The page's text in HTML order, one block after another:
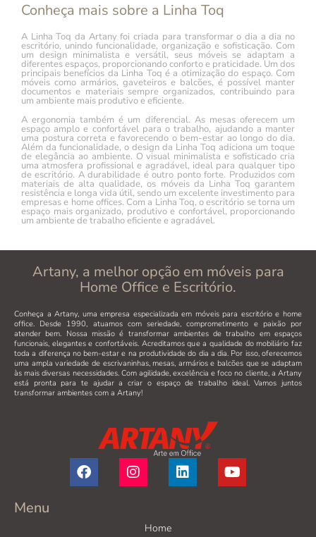
Conheça mais sobre a Linha Toq
A Linha Toq da Artany foi criada para transformar o dia a dia no
escritório, unindo funcionalidade, organização e sofisticação. Com
um design minimalista e versátil, seus móveis se adaptam a
diferentes espaços, proporcionando conforto e praticidade. Um dos
principais benefícios da Linha Toq é a otimização do espaço. Com
móveis como armários, gaveteiros e balcões, é possível manter
documentos e materiais sempre organizados, contribuindo para
um ambiente mais produtivo e eficiente.
A ergonomia também é um diferencial. As mesas oferecem um
espaço amplo e confortável para o trabalho, ajudando a manter
uma postura correta e favorecendo o bem-estar ao longo do dia.
Além da funcionalidade, o design da Linha Toq adiciona um toque
de elegância ao ambiente. O visual minimalista e sofisticado cria
uma atmosfera profissional e agradável, ideal para qualquer tipo
de escritório. A durabilidade é outro ponto forte. Produzidos com
materiais de alta qualidade, os móveis da Linha Toq garantem
resistência e longa vida útil, sendo um excelente investimento para
empresas e home offices. Com a Linha Toq, o escritório se torna um
espaço mais organizado, produtivo e confortável, proporcionando
um ambiente de trabalho eficiente e agradável.
Artany, a melhor opção em móveis para
Home Office e Escritório.
Conheça a Artany, uma empresa especializada em móveis para escritório e home
office. Desde 1990, atuamos com seriedade, comprometimento e paixão por
atender bem. Nossa missão é transformar ambientes de trabalho em espaços
funcionais, elegantes e confortáveis. Acreditamos que a qualidade do mobiliário faz
toda a diferença no bem-estar e na produtividade do dia a dia. Por isso, oferecemos
uma ampla variedade de escrivaninhas, mesas, armários e balcões que se adaptam
às mais diversas necessidades. Com agilidade, excelência e foco no cliente, a Artany
está pronta para te ajudar a criar o espaço de trabalho ideal. Vamos juntos
transformar ambientes com a Artany!
Menu
Home